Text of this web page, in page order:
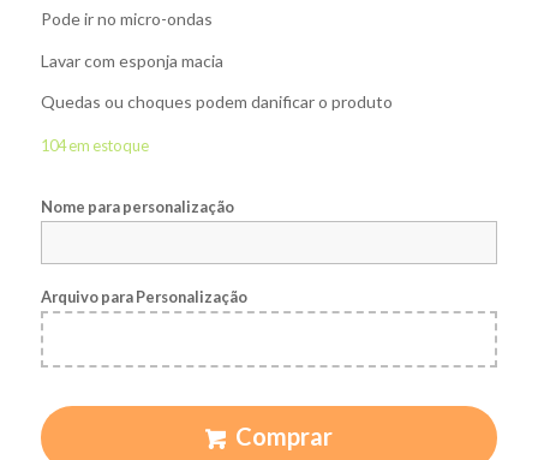
Pode ir no micro-ondas
Lavar com esponja macia
Quedas ou choques podem danificar o produto
104 em estoque
Nome para personalização
Arquivo para Personalização
Comprar